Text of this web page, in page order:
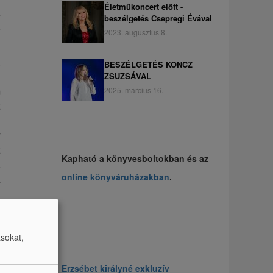
Életműkoncert előtt -
beszélgetés Csepregi Évával
2023. augusztus 8.
BESZÉLGETÉS KONCZ
ZSUZSÁVAL
2025. március 16.
Kapható a könyvesboltokban és az
online könyváruházakban.
Erzsébet királyné exkluzív